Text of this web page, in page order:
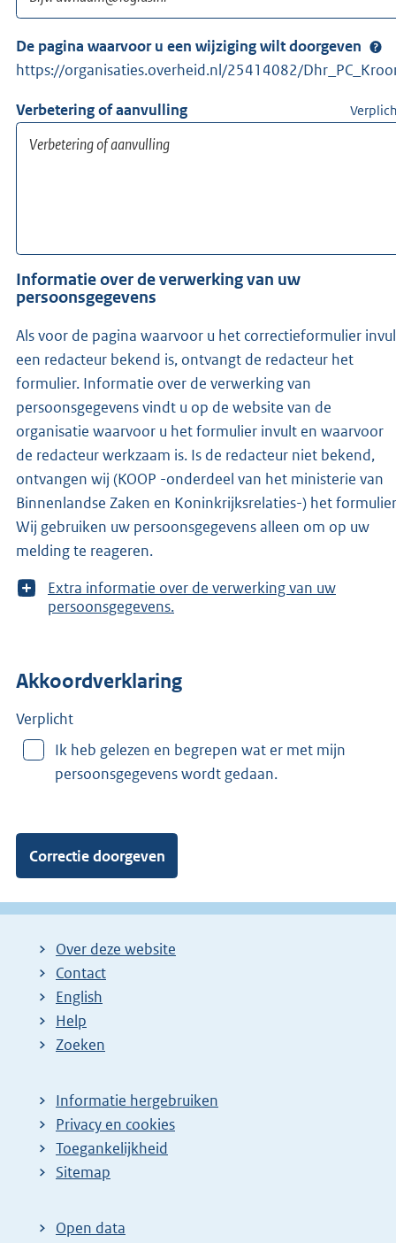
De pagina waarvoor u een wijziging wilt doorgeven
https://organisaties.overheid.nl/25414082/
Verbetering of aanvulling
Informatie over de verwerking van uw
persoonsgegevens
Als voor de pagina waarvoor u het correctieformulier
een redacteur bekend is, ontvangt de redacteur het
formulier. Informatie over de verwerking van
persoonsgegevens vindt u op de website van de
organisatie waarvoor u het formulier invult en waarvoor
de redacteur werkzaam is. Is de redacteur niet bekend,
ontvangen wij (KOOP -onderdeel van het ministerie van
Binnenlandse Zaken en Koninkrijksrelaties-) het
Wij gebruiken uw persoonsgegevens alleen om op uw
melding te reageren.
T
o
e
r
n
Extra informatie over de verwerking van uw
persoonsgegevens.
Akkoordverklaring
Verplicht
Ik heb gelezen en begrepen wat er met mijn
persoonsgegevens wordt gedaan.
Over deze website
Contact
English
Help
Zoeken
Informatie hergebruiken
Privacy en cookies
Toegankelijkheid
Sitemap
Open data